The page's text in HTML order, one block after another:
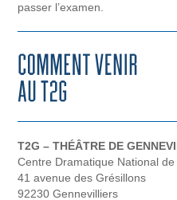
passer l’examen.
T2G – THÉÂTRE DE
Centre Dramatique National
41 avenue des Grésillons
92230 Gennevilliers